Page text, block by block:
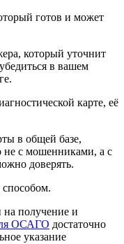
готов и может
который уточнит
в вашем
карте, её
в общей базе,
не с мошенниками, а с
доверять.
на получение и
ОСАГО достаточно
указание